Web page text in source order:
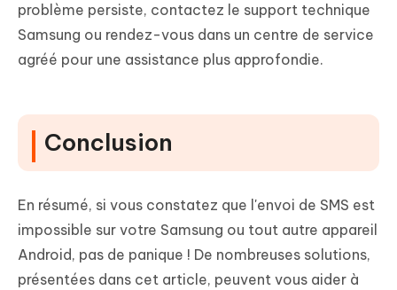
problème persiste, contactez le support technique
Samsung ou rendez-vous dans un centre de service
agréé pour une assistance plus approfondie.
Conclusion
En résumé, si vous constatez que l'envoi de SMS est
impossible sur votre Samsung ou tout autre appareil
Android, pas de panique ! De nombreuses solutions,
présentées dans cet article, peuvent vous aider à